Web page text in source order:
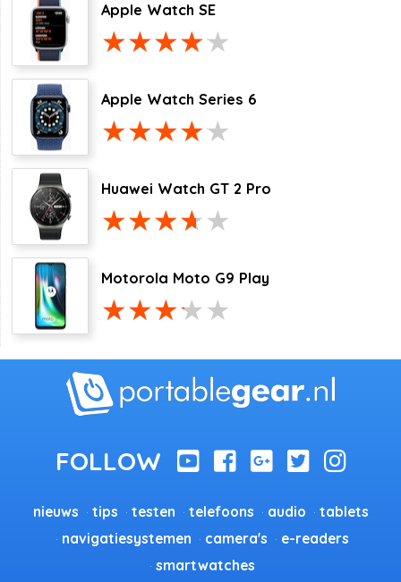
Apple Watch SE
Apple Watch Series 6
Huawei Watch GT 2 Pro
Motorola Moto G9 Play
nieuws tips testen telefoons audio
tablets
navigatiesystemen
camera's
e-readers
smartwatches